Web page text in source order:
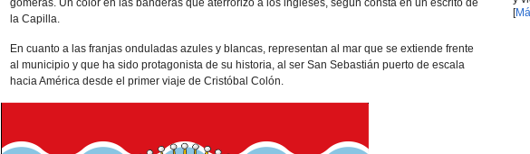
gomeras. Un color en las banderas que aterrorizó a los ingleses, según consta en un escrito de
la Capilla.
En cuanto a las franjas onduladas azules y blancas, representan al mar que se extiende frente
al municipio y que ha sido protagonista de su historia, al ser San Sebastián puerto de escala
hacia América desde el primer viaje de Cristóbal Colón.
[